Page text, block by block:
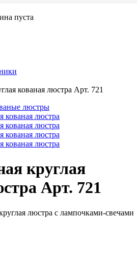
пуста
кованая люстра Арт. 721
люстры
круглая
Арт. 721
люстра с лампочками-свечами